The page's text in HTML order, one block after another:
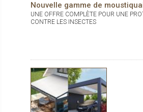
Nouvelle gamme de
UNE OFFRE COMPLÈTE POUR UNE
CONTRE LES INSECTES